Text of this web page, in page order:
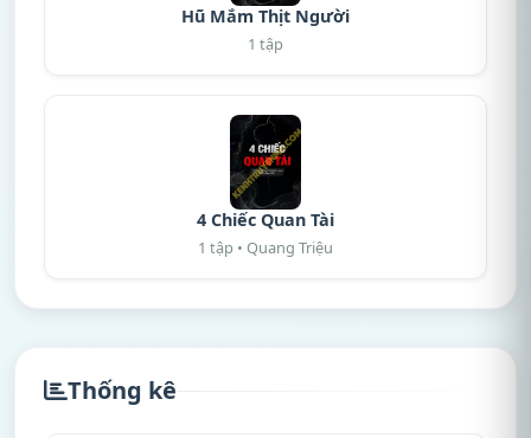
Hũ Mắm Thịt Người
1 tập
4 Chiếc Quan Tài
1 tập • Quang Triệu
Thống kê